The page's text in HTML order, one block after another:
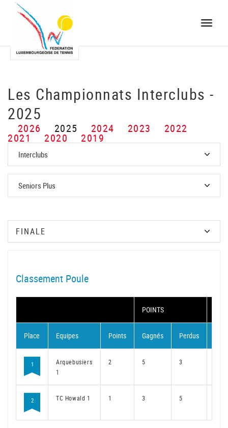
Toggle
Les Championnats Interclubs -
2025
2026 2025 2024 2023 2022
2021 2020 2019
Classement Poule
POINTS
Place Equipes Points Gagnés Perdus
1
Arquebusiers
1
2 5 3
2 TC Howald 1 1 3 5